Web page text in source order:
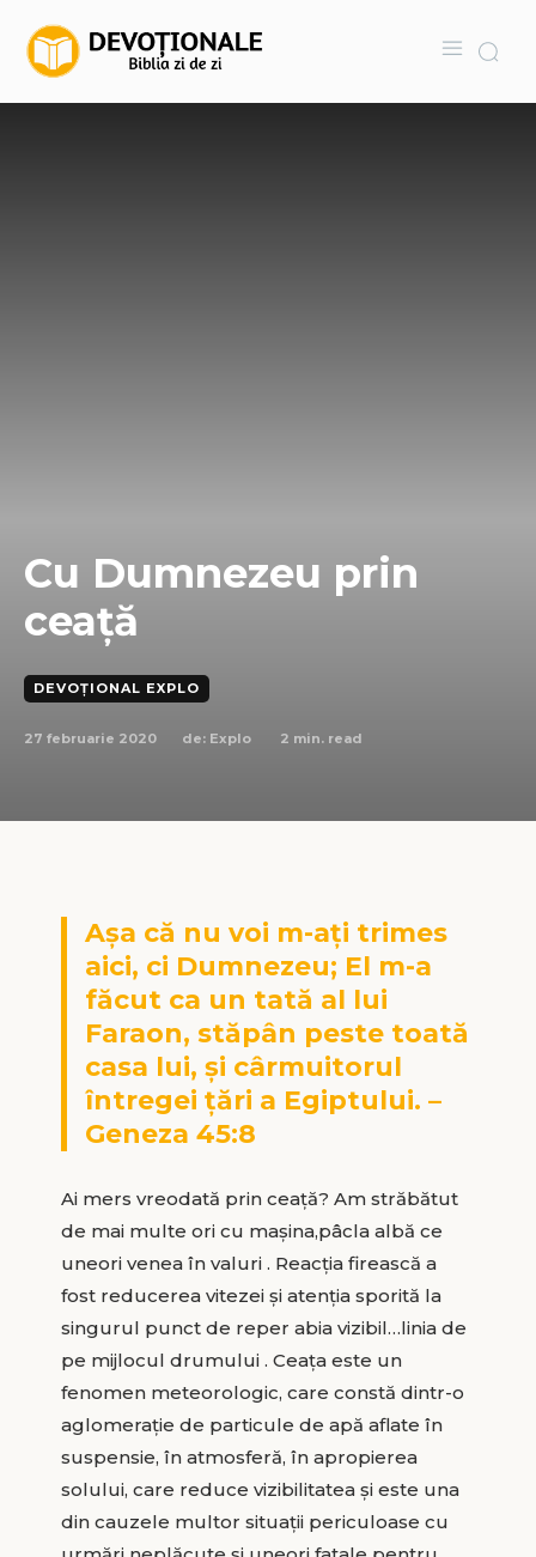
Cu Dumnezeu prin
ceață
DEVOȚIONAL EXPLO
27 februarie 2020 de: Explo 2 min. read
Așa că nu voi m-ați trimes
aici, ci Dumnezeu; El m-a
făcut ca un tată al lui
Faraon, stăpân peste toată
casa lui, și cârmuitorul
întregei țări a Egiptului. –
Geneza 45:8
Ai mers vreodată prin ceață? Am străbătut
de mai multe ori cu mașina,pâcla albă ce
uneori venea în valuri . Reacția firească a
fost reducerea vitezei și atenția sporită la
singurul punct de reper abia vizibil…linia de
pe mijlocul drumului . Ceața este un
fenomen meteorologic, care constă dintr-o
aglomerație de particule de apă aflate în
suspensie, în atmosferă, în apropierea
solului, care reduce vizibilitatea și este una
din cauzele multor situații periculoase cu